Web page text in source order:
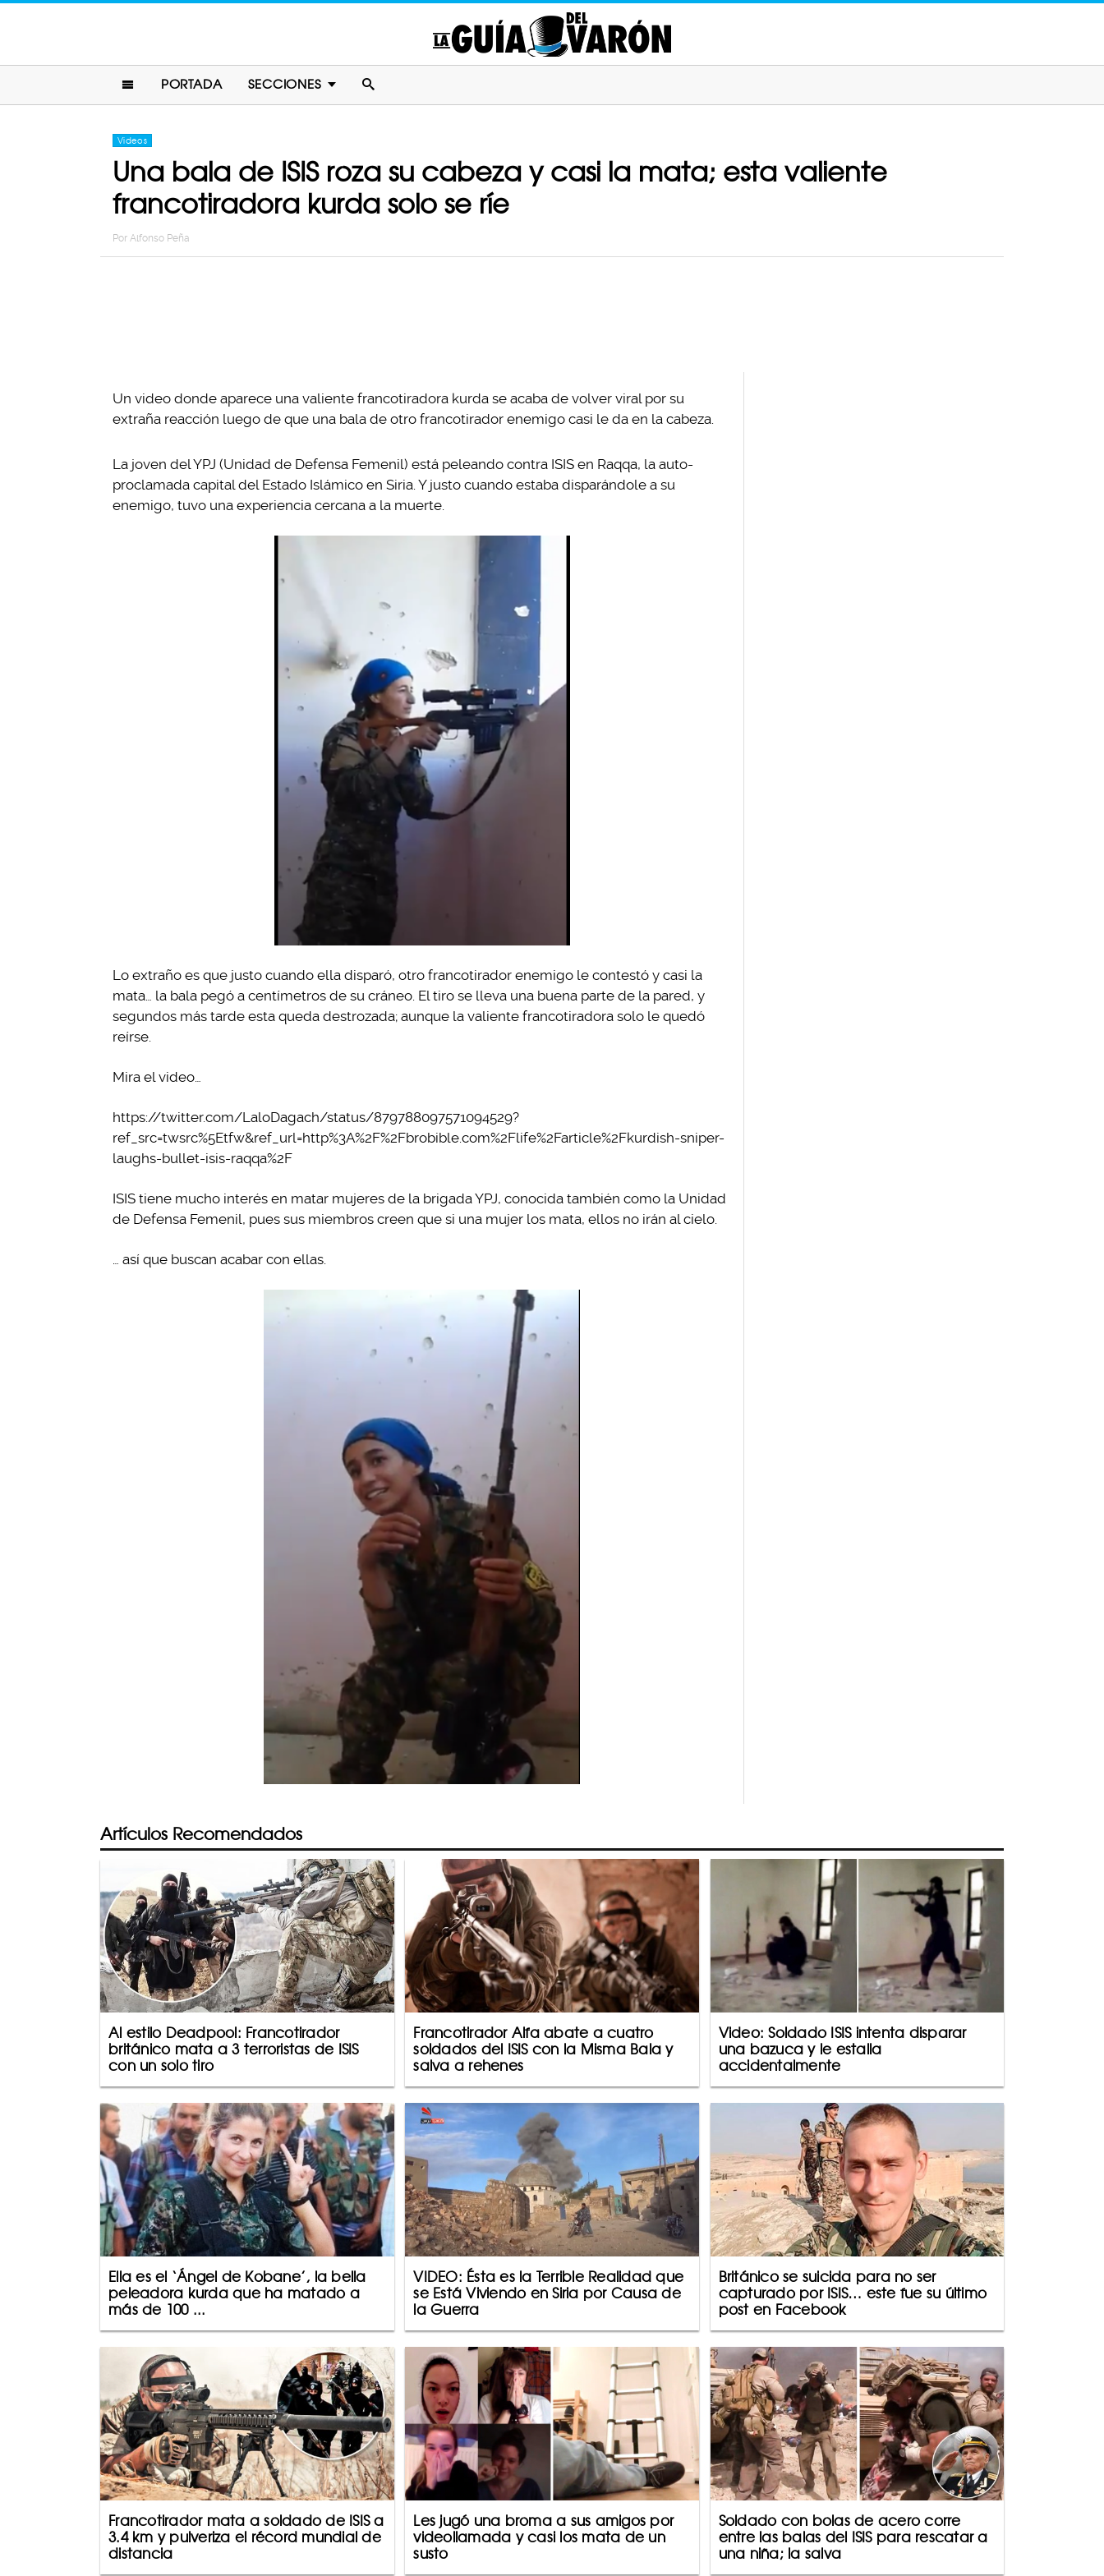
PORTADA SECCIONES
Videos
Una bala de ISIS roza su cabeza y casi la mata; esta valiente
francotiradora kurda solo se ríe
Por Alfonso Peña
Un video donde aparece una valiente francotiradora kurda se acaba de volver viral por su
extraña reacción luego de que una bala de otro francotirador enemigo casi le da en la cabeza.
La joven del YPJ (Unidad de Defensa Femenil) está peleando contra ISIS en Raqqa, la auto-
proclamada capital del Estado Islámico en Siria. Y justo cuando estaba disparándole a su
enemigo, tuvo una experiencia cercana a la muerte.
Lo extraño es que justo cuando ella disparó, otro francotirador enemigo le contestó y casi la
mata… la bala pegó a centímetros de su cráneo. El tiro se lleva una buena parte de la pared, y
segundos más tarde esta queda destrozada; aunque la valiente francotiradora solo le quedó
reírse.
Mira el video…
https://twitter.com/LaloDagach/status/879788097571094529?
ref_src=twsrc%5Etfw&ref_url=http%3A%2F%2Fbrobible.com%2Flife%2Farticle%2Fkurdish-sniper-
laughs-bullet-isis-raqqa%2F
ISIS tiene mucho interés en matar mujeres de la brigada YPJ, conocida también como la Unidad
de Defensa Femenil, pues sus miembros creen que si una mujer los mata, ellos no irán al cielo.
… así que buscan acabar con ellas.
Artículos Recomendados
Al estilo Deadpool: Francotirador
británico mata a 3 terroristas de ISIS
con un solo tiro
Francotirador Alfa abate a cuatro
soldados del ISIS con la Misma Bala y
salva a rehenes
Video: Soldado ISIS intenta disparar
una bazuca y le estalla
accidentalmente
Ella es el ‘Ángel de Kobane’, la bella
peleadora kurda que ha matado a
más de 100 ...
VIDEO: Ésta es la Terrible Realidad que
se Está Viviendo en Siria por Causa de
la Guerra
Británico se suicida para no ser
capturado por ISIS… este fue su último
post en Facebook
Francotirador mata a soldado de ISIS a
3.4 km y pulveriza el récord mundial de
distancia
Les jugó una broma a sus amigos por
videollamada y casi los mata de un
susto
Soldado con bolas de acero corre
entre las balas del ISIS para rescatar a
una niña; la salva